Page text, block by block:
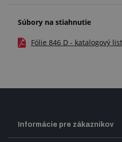
Súbory na stiahnutie
Fólie 846 D - katalogový
Informácie pre zákazníkov